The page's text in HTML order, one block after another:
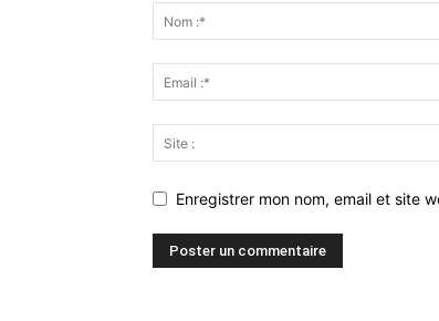
Enregistrer mon nom, email et site